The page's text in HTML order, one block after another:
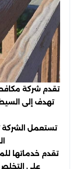
تقدم شركة
تهدف إلى
تستعمل الشركة
تقدم خدماتها
على